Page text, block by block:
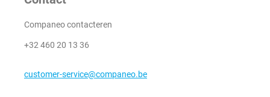
Companeo contacteren
+32 460 20 13 36
customer-service@companeo.be